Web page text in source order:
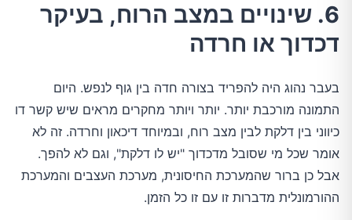
6. שינויים במצב הרוח, בעיקר
דכדוך או חרדה
בעבר נהוג היה להפריד בצורה חדה בין גוף לנפש. היום
התמונה מורכבת יותר. יותר ויותר מחקרים מראים שיש קשר דו
כיווני בין דלקת לבין מצב רוח, ובמיוחד דיכאון וחרדה. זה לא
אומר שכל מי שסובל מדכדוך "יש לו דלקת", וגם לא להפך.
אבל כן ברור שהמערכת החיסונית, מערכת העצבים והמערכת
ההורמונלית מדברות זו עם זו כל הזמן.